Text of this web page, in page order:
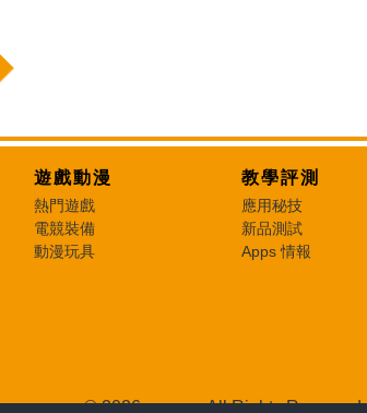
遊戲動漫
熱門遊戲
電競裝備
動漫玩具
教學評測
應用秘技
新品測試
Apps 情報
© 2026 e-zone. All Rights Reserved.